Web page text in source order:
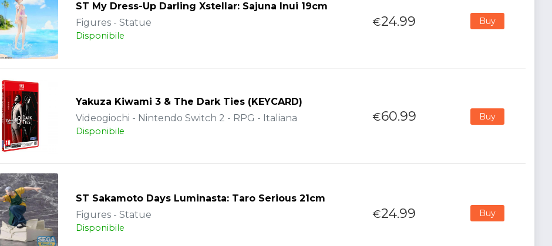
ST My Dress-Up Darling Xstellar: Sajuna Inui 19cm
Figures - Statue
Disponibile
€24.99 Buy
Yakuza Kiwami 3 & The Dark Ties (KEYCARD)
Videogiochi - Nintendo Switch 2 - RPG - Italiana
Disponibile
€60.99 Buy
ST Sakamoto Days Luminasta: Taro Serious 21cm
Figures - Statue
Disponibile
€24.99 Buy